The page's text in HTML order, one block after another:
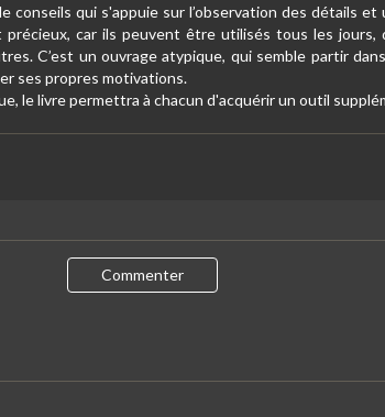
qui s'appuie sur l’observation des détails et
car ils peuvent être utilisés tous les
C’est un ouvrage atypique, qui semble partir
ses propres motivations.
le livre permettra à chacun d'acquérir un outil
Commenter